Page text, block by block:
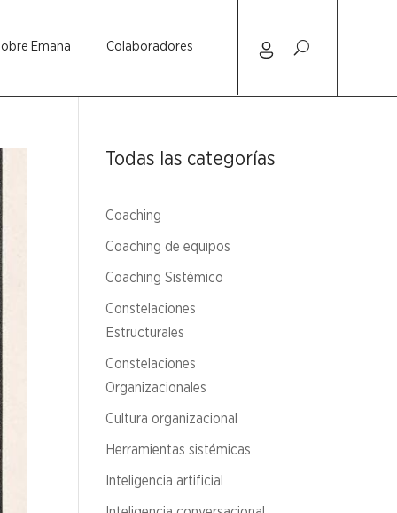
Emana Colaboradores
Todas las categorías
Coaching
Coaching de equipos
Coaching Sistémico
Constelaciones
Estructurales
Constelaciones
Organizacionales
Cultura organizacional
Herramientas sistémicas
Inteligencia artificial